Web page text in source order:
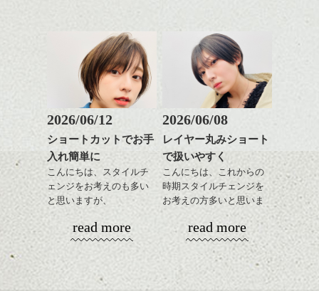
も出しやすくていろいろ
おすすめですね。
前髪もやや重めにカット
してラインを強調するの
もこれからは良い感じで
す、
目元が引き締まった印象
に。
そんなショートカット。
軽めの前髪で透け感を演
出できるので、
この時期とてもおすすめ
ですよ。
2026/06/12
ショートカットでお手
入れ簡単に
こんにちは、スタイルチ
ェンジをお考えのも多い
と思いますが、
丸みショートでタイトに
演出したスタイルもこれ
からの季節とてもおすす
前髪を軽めに調整し、フ
read more
2026/06/08
レイヤー丸みショート
で扱いやすく
こんにちは、これからの
時期スタイルチェンジを
お考えの方多いと思いま
コンパクトなフォルムが
全体のバランスを良く見
せてくれる効果もあり、
いろんなシーンに雰囲気
read more